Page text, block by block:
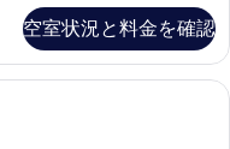
空室状況と料金を確認